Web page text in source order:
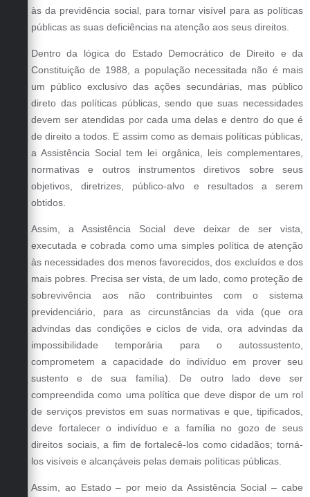
às da previdência social, para tornar visível para as políticas
públicas as suas deficiências na atenção aos seus direitos.
Dentro da lógica do Estado Democrático de Direito e da
Constituição de 1988, a população necessitada não é mais
um público exclusivo das ações secundárias, mas público
direto das políticas públicas, sendo que suas necessidades
devem ser atendidas por cada uma delas e dentro do que é
de direito a todos. E assim como as demais políticas públicas,
a Assistência Social tem lei orgânica, leis complementares,
normativas e outros instrumentos diretivos sobre seus
objetivos, diretrizes, público-alvo e resultados a serem
obtidos.
Assim, a Assistência Social deve deixar de ser vista,
executada e cobrada como uma simples política de atenção
às necessidades dos menos favorecidos, dos excluídos e dos
mais pobres. Precisa ser vista, de um lado, como proteção de
sobrevivência aos não contribuintes com o sistema
previdenciário, para as circunstâncias da vida (que ora
advindas das condições e ciclos de vida, ora advindas da
impossibilidade temporária para o autossustento,
comprometem a capacidade do indivíduo em prover seu
sustento e de sua família). De outro lado deve ser
compreendida como uma política que deve dispor de um rol
de serviços previstos em suas normativas e que, tipificados,
deve fortalecer o indivíduo e a família no gozo de seus
direitos sociais, a fim de fortalecê-los como cidadãos; torná-
los visíveis e alcançáveis pelas demais políticas públicas.
Assim, ao Estado – por meio da Assistência Social – cabe